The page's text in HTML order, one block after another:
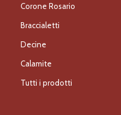
Corone Rosario
Braccialetti
Decine
Calamite
Tutti i prodotti